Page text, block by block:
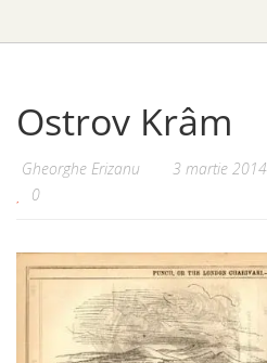
Ostrov Krâm
Gheorghe Erizanu 3 martie 2014
0